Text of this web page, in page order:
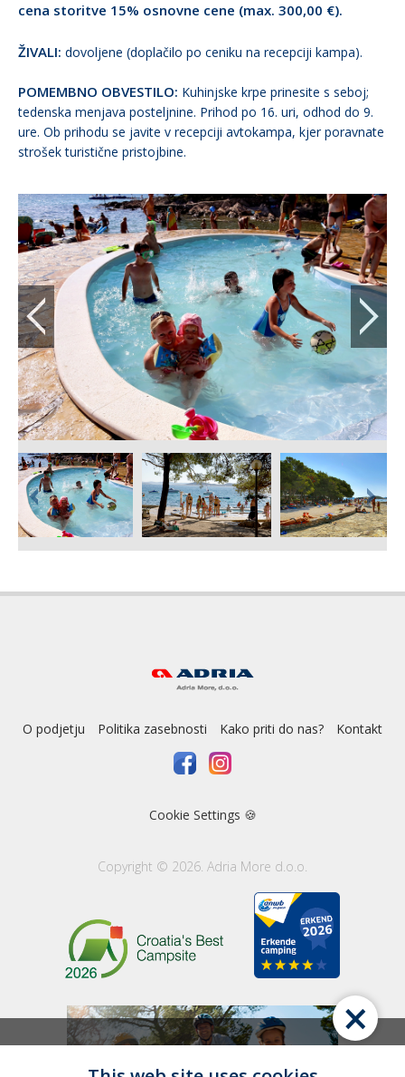
cena storitve 15% osnovne cene (max. 300,00 €).
ŽIVALI: dovoljene (doplačilo po ceniku na recepciji kampa).
POMEMBNO OBVESTILO: Kuhinjske krpe prinesite s seboj;
tedenska menjava posteljnine. Prihod po 16. uri, odhod do 9.
ure. Ob prihodu se javite v recepciji avtokampa, kjer poravnate
strošek turistične pristojbine.
O podjetju Politika zasebnosti Kako priti do nas? Kontakt
Cookie Settings 🍪
Copyright © 2026. Adria More d.o.o.
×